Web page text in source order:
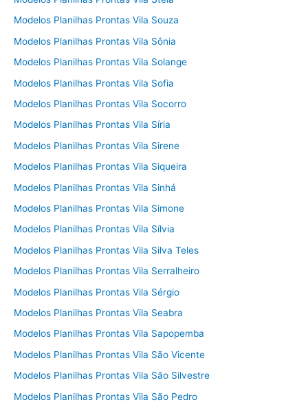
Modelos Planilhas Prontas Vila Souza
Modelos Planilhas Prontas Vila Sônia
Modelos Planilhas Prontas Vila Solange
Modelos Planilhas Prontas Vila Sofia
Modelos Planilhas Prontas Vila Socorro
Modelos Planilhas Prontas Vila Síria
Modelos Planilhas Prontas Vila Sirene
Modelos Planilhas Prontas Vila Siqueira
Modelos Planilhas Prontas Vila Sinhá
Modelos Planilhas Prontas Vila Simone
Modelos Planilhas Prontas Vila Sílvia
Modelos Planilhas Prontas Vila Silva Teles
Modelos Planilhas Prontas Vila Serralheiro
Modelos Planilhas Prontas Vila Sérgio
Modelos Planilhas Prontas Vila Seabra
Modelos Planilhas Prontas Vila Sapopemba
Modelos Planilhas Prontas Vila São Vicente
Modelos Planilhas Prontas Vila São Silvestre
Modelos Planilhas Prontas Vila São Pedro